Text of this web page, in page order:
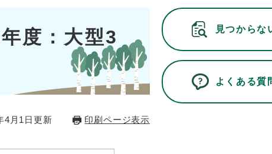
度：大型3
4月1日更新 印刷ページ表示
見つからな
よくある質